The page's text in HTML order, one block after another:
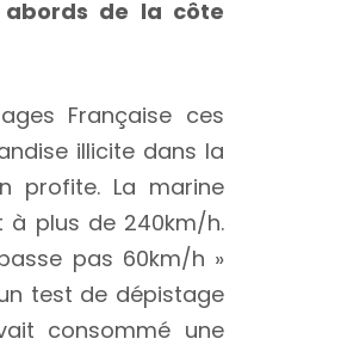
de la côte
Française ces
illicite dans la
profite. La marine
à plus de 240km/h.
pas 60km/h »
test de dépistage
consommé une